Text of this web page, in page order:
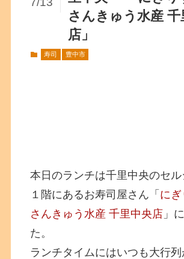
さんきゅう水産 千
店」
寿司 豊中市
本日のランチは千里中央のセ
１階にあるお寿司屋さん「 にぎ
さんきゅう水産 千里中央店 」
た。
ランチタイムにはいつも大行